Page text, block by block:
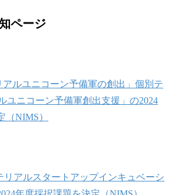
ページ
ルユニコーン予備軍の創出」個別テ
ユニコーン予備軍創出支援」の2024
（NIMS）
リアルスタートアップインキュベーシ